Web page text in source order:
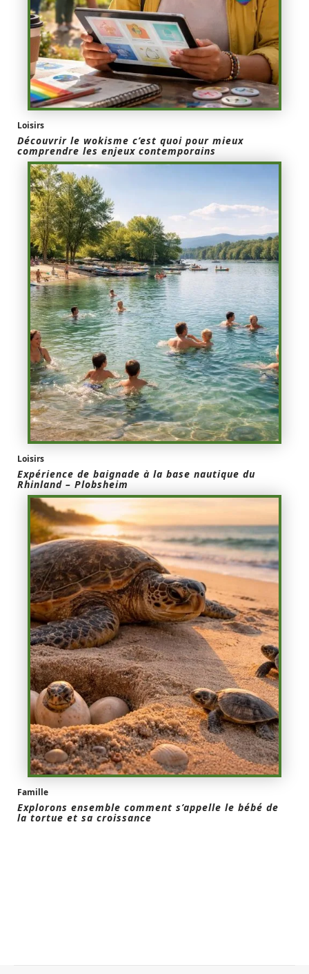
Loisirs
Découvrir le wokisme c’est quoi pour mieux
comprendre les enjeux contemporains
Loisirs
Expérience de baignade à la base nautique du
Rhinland – Plobsheim
Famille
Explorons ensemble comment s’appelle le bébé de
la tortue et sa croissance